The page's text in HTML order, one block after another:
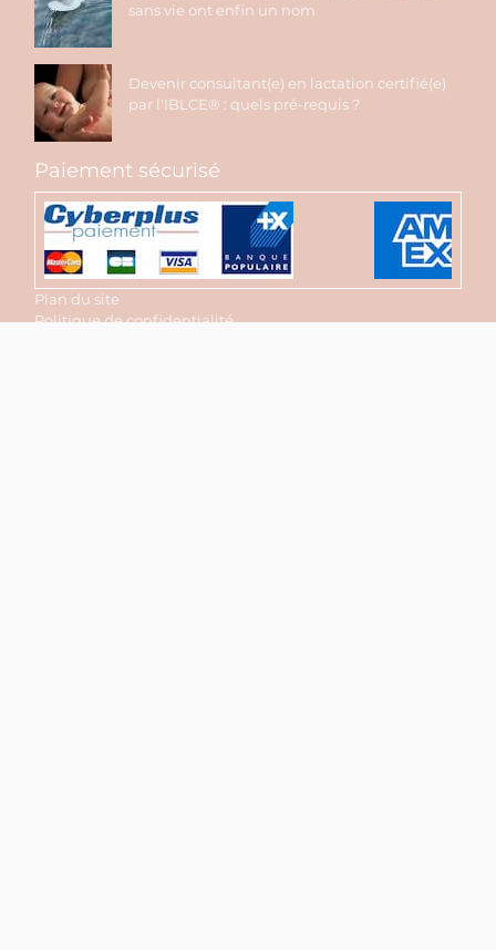
sans vie ont enfin un nom
Devenir consultant(e) en lactation certifié(e)
par l'IBLCE® : quels pré-requis ?
Paiement sécurisé
Plan du site
Politique de confidentialité